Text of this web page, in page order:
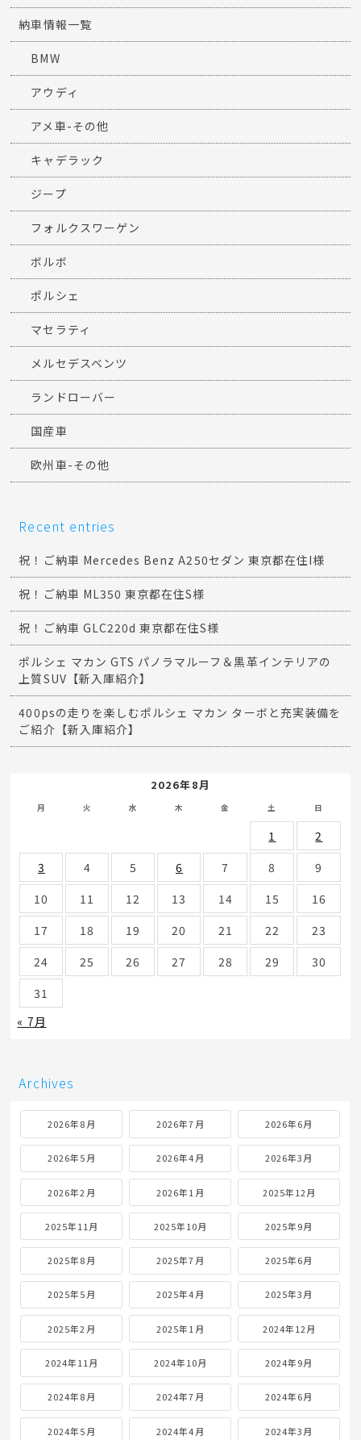
納車情報一覧
BMW
アウディ
アメ車-その他
キャデラック
ジープ
フォルクスワーゲン
ボルボ
ポルシェ
マセラティ
メルセデスベンツ
ランドローバー
国産車
欧州車-その他
Recent entries
祝！ご納車 Mercedes Benz A250セダン 東京都在住I様
祝！ご納車 ML350 東京都在住S様
祝！ご納車 GLC220d 東京都在住S様
ポルシェ マカン GTS パノラマルーフ＆黒革インテリアの
上質SUV【新入庫紹介】
400psの走りを楽しむポルシェ マカン ターボと充実装備を
ご紹介【新入庫紹介】
2026年8月
月 火 水 木 金 土 日
1
2
3
4 5 6 7 8
9
10
11 12 13 14 15
16
17
18 19 20 21 22
23
24
25 26 27 28 29
30
31
« 7月
Archives
2026年8月 2026年7月 2026年6月
2026年5月 2026年4月 2026年3月
2026年2月 2026年1月 2025年12月
2025年11月 2025年10月 2025年9月
2025年8月 2025年7月 2025年6月
2025年5月 2025年4月 2025年3月
2025年2月 2025年1月 2024年12月
2024年11月 2024年10月 2024年9月
2024年8月 2024年7月 2024年6月
2024年5月 2024年4月 2024年3月